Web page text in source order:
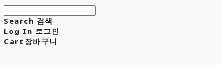
Search 검색
Log In 로그인
Cart 장바구니